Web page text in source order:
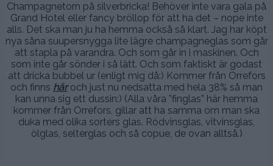
Champagnetorn på silverbricka! Behöver inte vara gala på
Grand Hotel eller fancy bröllop för att ha det – nope inte
alls. Det ska man ju ha hemma också så klart. Jag har köpt
nya såna suupersnygga lite lägre champagneglas som går
att stapla på varandra. Och som går in i maskinen. Och
som inte går sönder i så lätt. Och som faktiskt är godast
att dricka bubbel ur (enligt mig då:) Kommer från Orrefors
och finns här och just nu nedsatta med hela 38% så man
kan unna sig ett dussin:) (Alla våra ”finglas” här hemma
kommer från Orrefors, gillar att ha samma om man ska
duka med olika sorters glas. Rödvinsglas, vitvinsglas,
ölglas, selterglas och så copue, de ovan alltså.)